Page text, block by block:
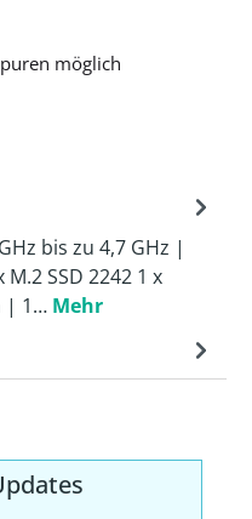
möglich
bis zu 4,7 GHz |
SSD 2242 1 x
| 1… Mehr